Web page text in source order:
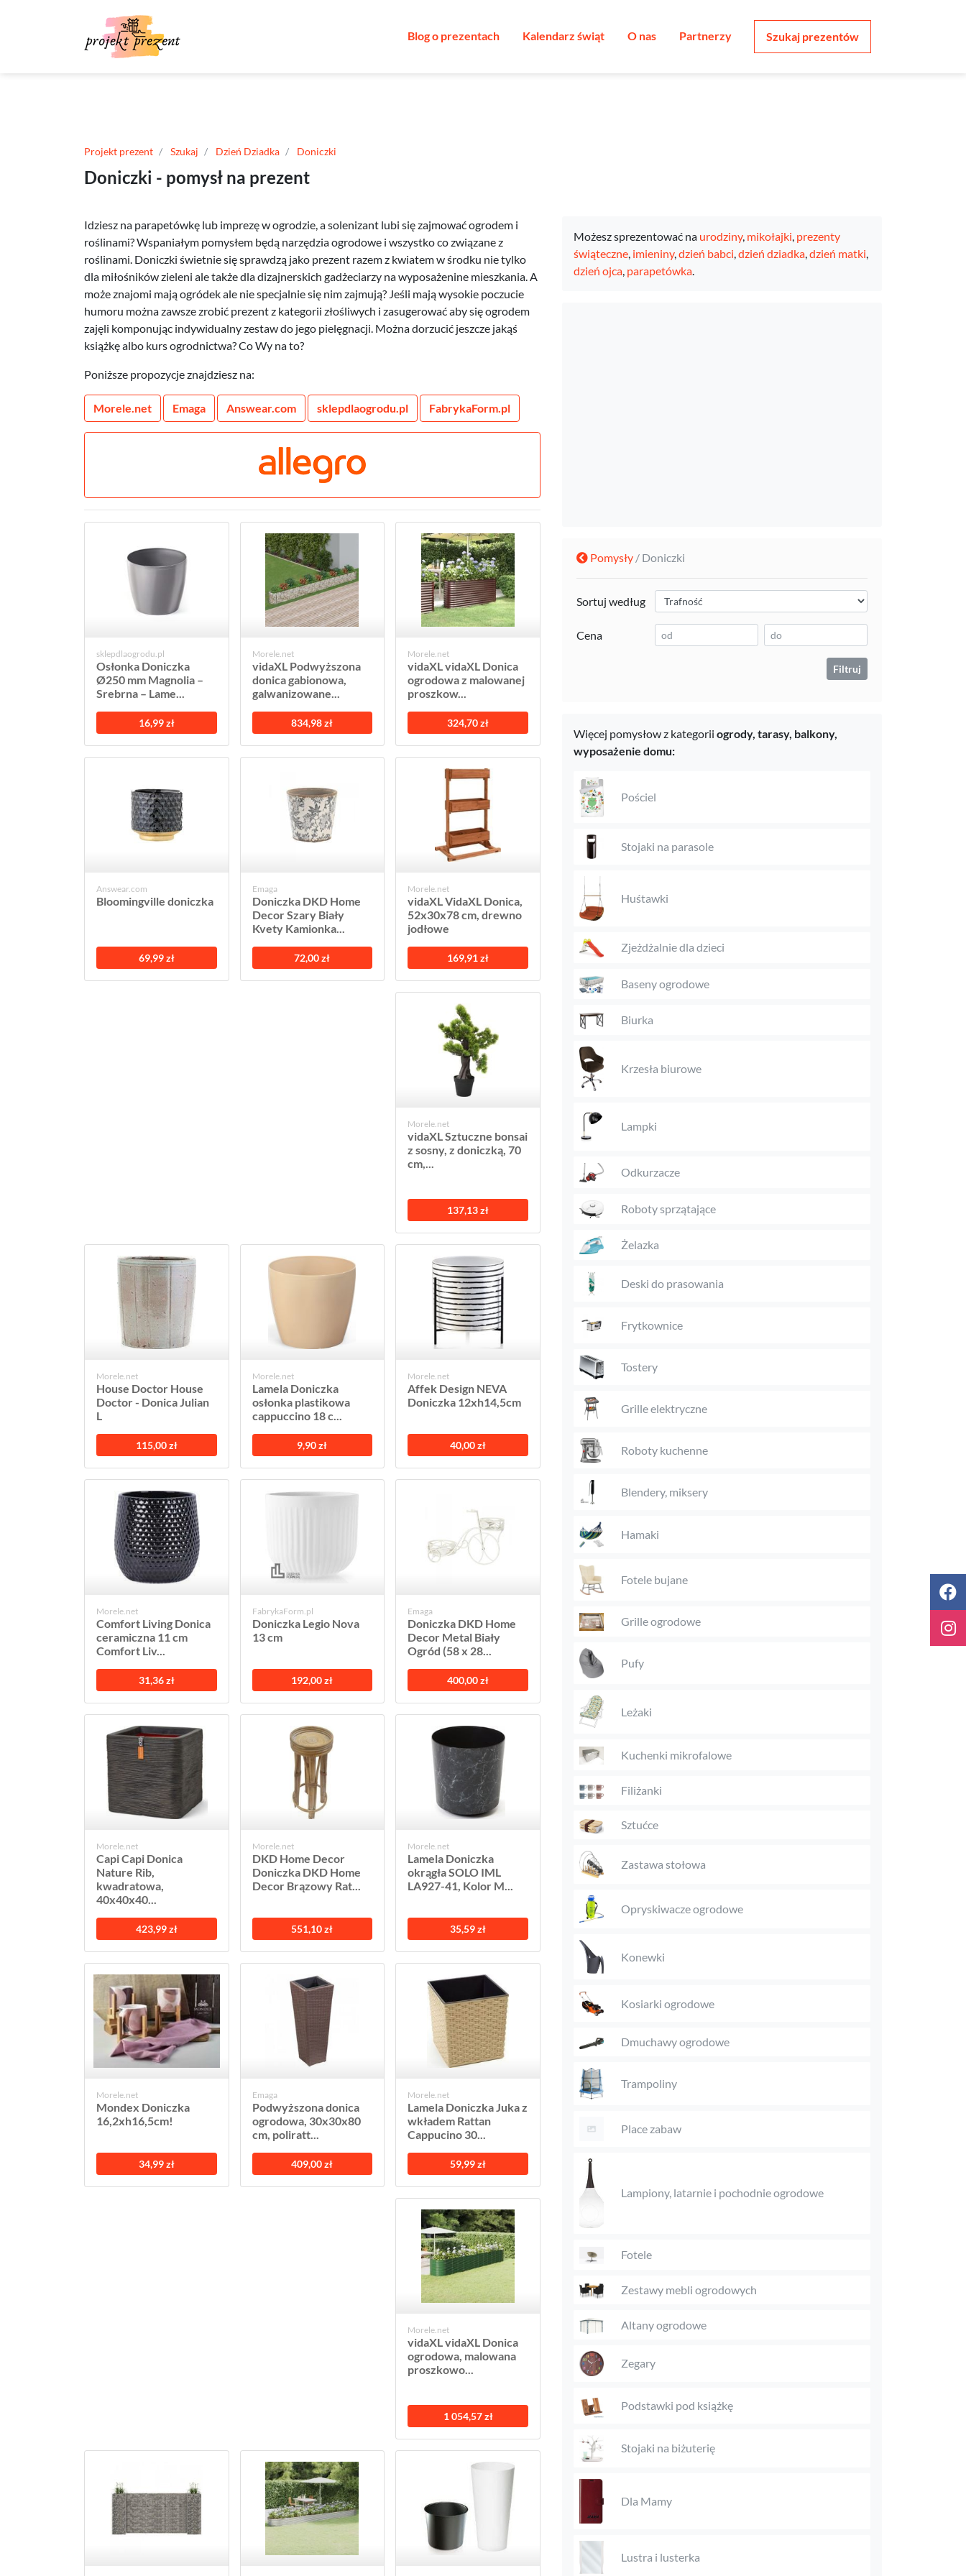
Blog o prezentach Kalendarz świąt O nas Partnerzy Szukaj prezentów
Projekt prezent Szukaj Dzień Dziadka Doniczki
Doniczki - pomysł na prezent
Idziesz na parapetówkę lub imprezę w ogrodzie, a solenizant lubi się zajmować ogrodem i
roślinami? Wspaniałym pomysłem będą narzędzia ogrodowe i wszystko co związane z
roślinami. Doniczki świetnie się sprawdzą jako prezent razem z kwiatem w środku nie tylko
dla miłośników zieleni ale także dla dizajnerskich gadżeciarzy na wyposażenine mieszkania. A
może znajomi mają ogródek ale nie specjalnie się nim zajmują? Jeśli mają wysokie poczucie
humoru można zawsze zrobić prezent z kategorii złośliwych i zasugerować aby się ogrodem
zajęli komponując indywidualny zestaw do jego pielęgnacji. Można dorzucić jeszcze jakąś
książkę albo kurs ogrodnictwa? Co Wy na to?
Poniższe propozycje znajdziesz na:
Morele.net Emaga Answear.com sklepdlaogrodu.pl FabrykaForm.pl
sklepdlaogrodu.pl
Osłonka Doniczka
Ø250 mm Magnolia –
Srebrna – Lame...
16,99 zł
Morele.net
vidaXL Podwyższona
donica gabionowa,
galwanizowane...
834,98 zł
Morele.net
vidaXL vidaXL Donica
ogrodowa z malowanej
proszkow...
324,70 zł
Answear.com
Bloomingville doniczka
69,99 zł
Emaga
Doniczka DKD Home
Decor Szary Biały
Kvety Kamionka...
72,00 zł
Morele.net
vidaXL VidaXL Donica,
52x30x78 cm, drewno
jodłowe
169,91 zł
Morele.net
vidaXL Sztuczne bonsai
z sosny, z doniczką, 70
cm,...
137,13 zł
Morele.net
House Doctor House
Doctor - Donica Julian
L
115,00 zł
Morele.net
Lamela Doniczka
osłonka plastikowa
cappuccino 18 c...
9,90 zł
Morele.net
Affek Design NEVA
Doniczka 12xh14,5cm
40,00 zł
Morele.net
Comfort Living Donica
ceramiczna 11 cm
Comfort Liv...
31,36 zł
FabrykaForm.pl
Doniczka Legio Nova
13 cm
192,00 zł
Emaga
Doniczka DKD Home
Decor Metal Biały
Ogród (58 x 28...
400,00 zł
Morele.net
Capi Capi Donica
Nature Rib,
kwadratowa,
40x40x40...
423,99 zł
Morele.net
DKD Home Decor
Doniczka DKD Home
Decor Brązowy Rat...
551,10 zł
Morele.net
Lamela Doniczka
okrągła SOLO IML
LA927-41, Kolor M...
35,59 zł
Morele.net
Mondex Doniczka
16,2xh16,5cm!
34,99 zł
Emaga
Podwyższona donica
ogrodowa, 30x30x80
cm, poliratt...
409,00 zł
Morele.net
Lamela Doniczka Juka z
wkładem Rattan
Cappucino 30...
59,99 zł
Morele.net
vidaXL vidaXL Donica
ogrodowa, malowana
proszkowo...
1 054,57 zł
Możesz sprezentować na urodziny, mikołajki, prezenty
świąteczne, imieniny,dzień babci,dzień dziadka,dzień matki,
dzień ojca, parapetówka.
Pomysły / Doniczki
Sortuj według
Cena
Filtruj
Więcej pomysłow z kategorii ogrody, tarasy, balkony,
wyposażenie domu:
Pościel
Stojaki na parasole
Huśtawki
Zjeżdżalnie dla dzieci
Baseny ogrodowe
Biurka
Krzesła biurowe
Lampki
Odkurzacze
Roboty sprzątające
Żelazka
Deski do prasowania
Frytkownice
Tostery
Grille elektryczne
Roboty kuchenne
Blendery, miksery
Hamaki
Fotele bujane
Grille ogrodowe
Pufy
Leżaki
Kuchenki mikrofalowe
Filiżanki
Sztućce
Zastawa stołowa
Opryskiwacze ogrodowe
Konewki
Kosiarki ogrodowe
Dmuchawy ogrodowe
Trampoliny
Place zabaw
Lampiony, latarnie i pochodnie ogrodowe
Fotele
Zestawy mebli ogrodowych
Altany ogrodowe
Zegary
Podstawki pod książkę
Stojaki na biżuterię
Dla Mamy
Lustra i lusterka